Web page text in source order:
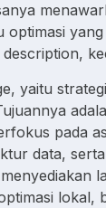
optimasi
yaitu
pada
data,
lokal,